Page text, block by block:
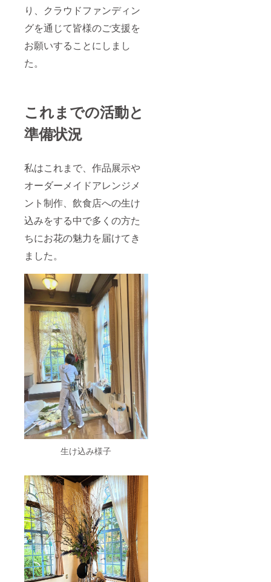
り、クラウドファンディン
グを通じて皆様のご支援を
お願いすることにしまし
た。
これまでの活動と
準備状況
私はこれまで、作品展示や
オーダーメイドアレンジメ
ント制作、飲食店への生け
込みをする中で多くの方た
ちにお花の魅力を届けてき
ました。
生け込み様子